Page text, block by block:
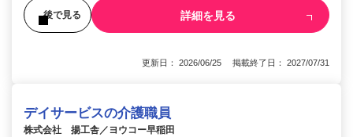
後で見る 詳細を見る
更新日： 2026/06/25 掲載終了日： 2027/07/31
デイサービスの介護職員
株式会社 揚工舎／ヨウコー早稲田